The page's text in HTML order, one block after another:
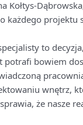
Kołtys-
każdego
to
bowiem
wnętrz,
że nasze